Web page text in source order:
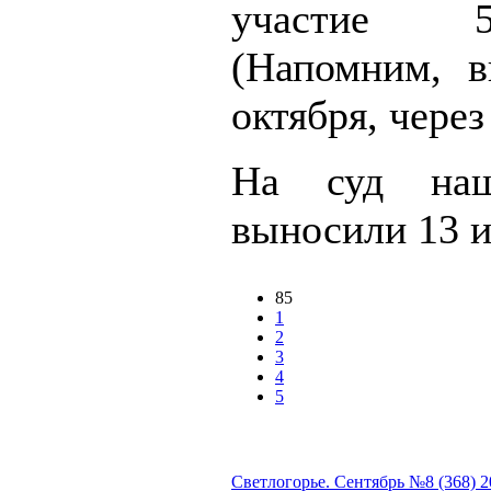
участие
(Напомним,
октября,
На суд
выносили 13
85
1
2
3
4
5
Светлогорье. Сентябрь №8 (368)